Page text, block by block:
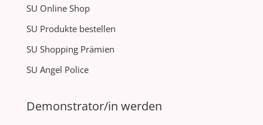
SU Online Shop
SU Produkte bestellen
SU Shopping Prämien
SU Angel Police
Demonstrator/in werden